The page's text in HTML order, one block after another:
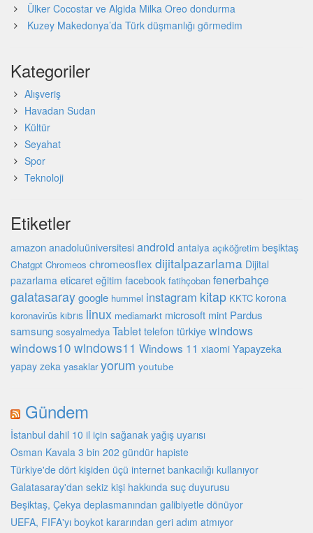
Ülker Cocostar ve Algida Milka Oreo dondurma
Kuzey Makedonya’da Türk düşmanlığı görmedim
Kategoriler
Alışveriş
Havadan Sudan
Kültür
Seyahat
Spor
Teknoloji
Etiketler
amazon anadoluüniversitesi android antalya açıköğretim beşiktaş
Chatgpt Chromeos chromeosflex dijitalpazarlama Dijital
pazarlama eticaret eğitim facebook fatihçoban fenerbahçe
galatasaraygoogle hummel instagram kitap KKTC korona
koronavirüs kıbrıs linux mediamarkt microsoft mint Pardus
samsung sosyalmedya Tablet telefon türkiyewindows
windows10 windows11 Windows 11 xiaomi Yapayzeka
yapay zeka yasaklar yorum youtube
Gündem
İstanbul dahil 10 il için sağanak yağış uyarısı
Osman Kavala 3 bin 202 gündür hapiste
Türkiye'de dört kişiden üçü internet bankacılığı kullanıyor
Galatasaray'dan sekiz kişi hakkında suç duyurusu
Beşiktaş, Çekya deplasmanından galibiyetle dönüyor
UEFA, FIFA'yı boykot kararından geri adım atmıyor